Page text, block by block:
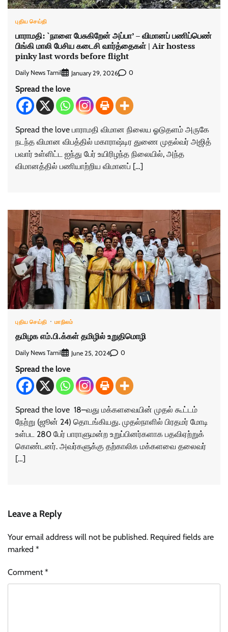
புதிய செய்தி
பாராமதி: `நாளை பேசுகிறேன் அப்பா’ – விமானப் பணிப்பெண்
பிங்கி மாலி பேசிய கடைசி வார்த்தைகள் | Air hostess
pinky last words before flight
Daily News Tamil January 29, 2026 0
Spread the love
Spread the love பாராமதி விமான நிலைய ஓடுதளம் அருகே
நடந்த விமான விபத்தில் மகாராஷ்டிர துணை முதல்வர் அஜித்
பவார் உள்ளிட்ட ஐந்து பேர் உயிரிழந்த நிலையில், அந்த
விமானத்தில் பணியாற்றிய விமானப் […]
புதிய செய்தி மாநிலம்
தமிழக எம்.பி.க்கள் தமிழில் உறுதிமொழி
Daily News Tamil June 25, 2024 0
Spread the love
Spread the love 18–வது மக்களவையின் முதல் கூட்டம்
நேற்று (ஜூன் 24) தொடங்கியது. முதல்நாளில் பிரதமர் மோடி
உள்பட 280 பேர் பாராளுமன்ற உறுப்பினர்களாக பதவிஏற்றுக்
கொண்டனர். அவர்களுக்கு தற்காலிக மக்களவை தலைவர்
[…]
Leave a Reply
Your email address will not be published. Required fields are
marked *
Comment*